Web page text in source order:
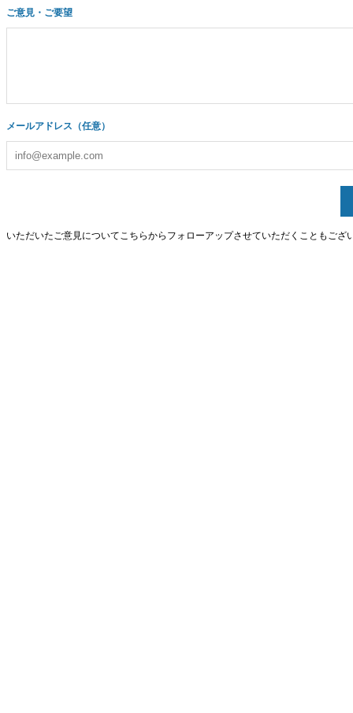
ご意見・ご要望
メールアドレス（任意）
いただいたご意見についてこちらからフォローアップさせていただくこともござ